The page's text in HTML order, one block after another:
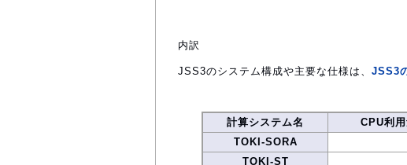
内訳
JSS3のシステム構成や主要な仕様は、 JSS3
計算システム名 CPU利
TOKI-SORA
TOKI-ST